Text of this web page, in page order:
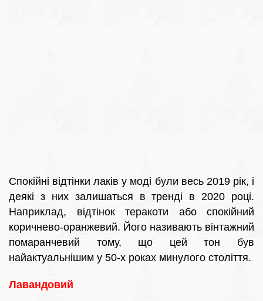
Спокійні відтінки лаків у моді були весь 2019 рік, і
деякі з них залишаться в тренді в 2020 році.
Наприклад, відтінок теракоти або спокійний
коричнево-оранжевий. Його називають вінтажний
помаранчевий тому, що цей тон був
найактуальнішим у 50-х роках минулого століття.
Лавандовий